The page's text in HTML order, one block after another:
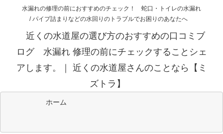
水漏れの修理の前におすすめのチェック！ 蛇口・トイレの水漏れ
/ パイプ詰まりなどの水回りのトラブルでお困りのあなたへ
近くの水道屋の選び方のおすすめの口コミブ
ログ 水漏れ 修理の前にチェックすることシェ
アします。｜ 近くの水道屋さんのことなら【ミ
ズトラ】
ホーム